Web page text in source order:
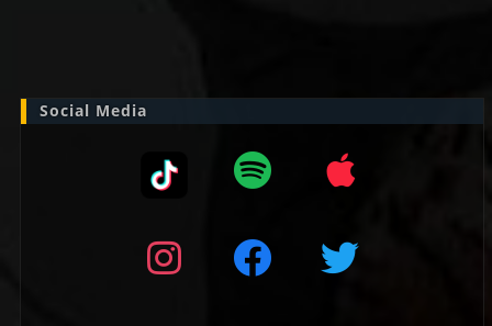
Social Media